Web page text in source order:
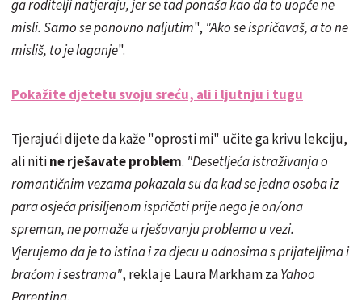
ga roditelji natjeraju, jer se tad ponaša kao da to uopće ne
misli. Samo se ponovno naljutim", "Ako se ispričavaš, a to ne
misliš, to je laganje".
Pokažite djetetu svoju sreću, ali i ljutnju i tugu
Tjerajući dijete da kaže "oprosti mi" učite ga krivu lekciju,
ali nitine rješavate problem. "Desetljeća istraživanja o
romantičnim vezama pokazala su da kad se jedna osoba iz
para osjeća prisiljenom ispričati prije nego je on/ona
spreman, ne pomaže u rješavanju problema u vezi.
Vjerujemo da je to istina i za djecu u odnosima s prijateljima i
braćom i sestrama", rekla je Laura Markham zaYahoo